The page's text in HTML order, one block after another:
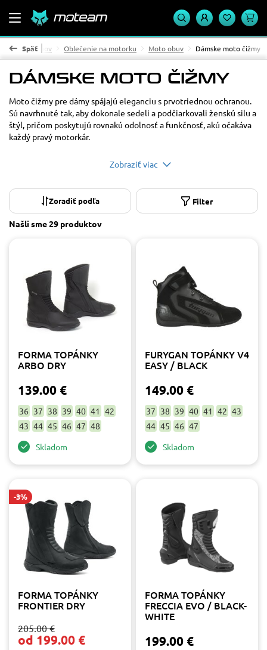
SpäťDomov Oblečenie na motorku Moto obuv Dámske moto čižmy
DÁMSKE MOTO ČIŽMY
Moto čižmy pre dámy spájajú eleganciu s prvotriednou ochranou.
Sú navrhnuté tak, aby dokonale sedeli a podčiarkovali ženskú silu a
štýl, pričom poskytujú rovnakú odolnosť a funkčnosť, akú očakáva
každý pravý motorkár.
Zobraziť viac
Filter
Materiál
koža
5
mikrovlákno
9
Na objednávku
Veľkosť
36
12
37
38
39
22
40
22
41
42
43
13
45
46
48
Výrobca
Forma moto čižmy
Furygan
IXON
12
Ozone
SIDI
Farba
biela
červená
Našli sme29 produktov
FORMA TOPÁNKY
ARBO DRY
139.00 €
36 37 38 39 40 41 42
43 44 45 46 47 48
Skladom
FURYGAN TOPÁNKY V4
EASY / BLACK
149.00 €
37 38 39 40 41 42 43
44 45 46 47
Skladom
-3%
FORMA TOPÁNKY
FRONTIER DRY
205.00 €
od 199.00 €
FORMA TOPÁNKY
FRECCIA EVO / BLACK-
WHITE
199.00 €